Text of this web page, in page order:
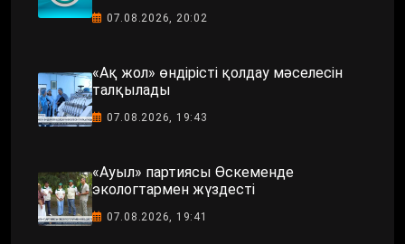
07.08.2026, 20:02
«Ақ жол» өндірісті қолдау мәселесін
талқылады
07.08.2026, 19:43
«Ауыл» партиясы Өскеменде
экологтармен жүздесті
07.08.2026, 19:41